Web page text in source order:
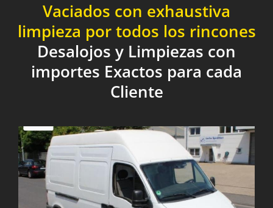
Vaciados con exhaustiva
limpieza por todos los rincones
Desalojos y Limpiezas con
importes Exactos para cada
Cliente